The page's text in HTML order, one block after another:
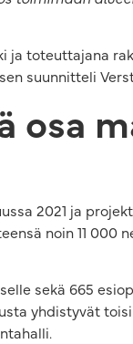
toteuttajana
suunnitteli
osa
2021 ja
noin 11 000
sekä 665
yhdistyvät